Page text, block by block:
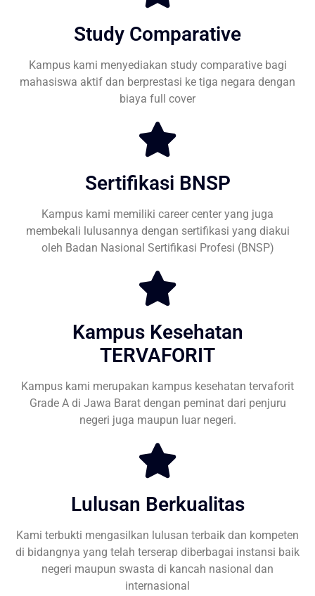
Study Comparative
Kampus kami menyediakan study comparative bagi
mahasiswa aktif dan berprestasi ke tiga negara dengan
biaya full cover
Sertifikasi BNSP
Kampus kami memiliki career center yang juga
membekali lulusannya dengan sertifikasi yang diakui
oleh Badan Nasional Sertifikasi Profesi (BNSP)
Kampus Kesehatan
TERVAFORIT
Kampus kami merupakan kampus kesehatan tervaforit
Grade A di Jawa Barat dengan peminat dari penjuru
negeri juga maupun luar negeri.
Lulusan Berkualitas
Kami terbukti mengasilkan lulusan terbaik dan kompeten
di bidangnya yang telah terserap diberbagai instansi baik
negeri maupun swasta di kancah nasional dan
internasional